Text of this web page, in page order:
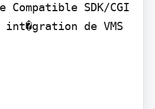
Compatible SDK/CGI
int�gration de VMS